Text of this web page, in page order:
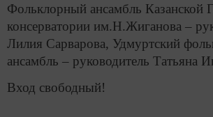
Фольклорный ансамбль Казанской
консерватории им.Н.Жиганова –
Лилия Сарварова, Удмуртский
ансамбль – руководитель Татьяна
Вход свободный!